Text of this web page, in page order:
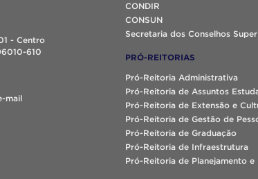
- Centro
610
mail
CONDIR
CONSUN
Secretaria dos Conselhos
PRÓ-REITORIAS
Pró-Reitoria Administrativa
Pró-Reitoria de Assuntos
Pró-Reitoria de Extensão e
Pró-Reitoria de Gestão de
Pró-Reitoria de Graduação
Pró-Reitoria de Infraestrutura
Pró-Reitoria de Planejamento e